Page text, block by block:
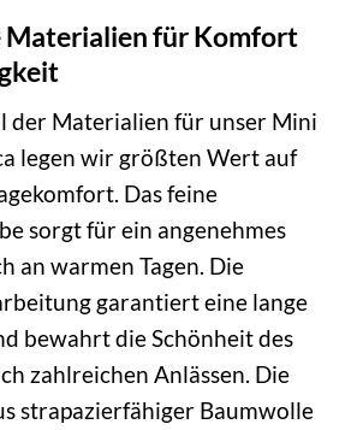
Materialien für Komfort
der Materialien für unser Mini
legen wir größten Wert auf
Das feine
sorgt für ein angenehmes
an warmen Tagen. Die
garantiert eine lange
bewahrt die Schönheit des
zahlreichen Anlässen. Die
strapazierfähiger Baumwolle